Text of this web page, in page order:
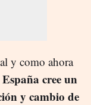
y como ahora
cree un
y cambio de